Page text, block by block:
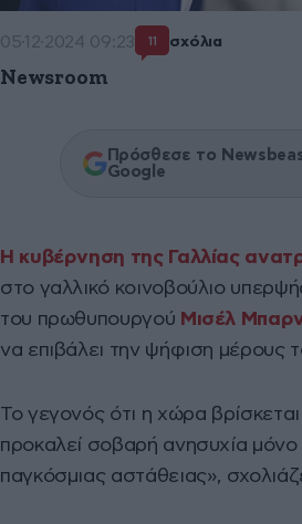
05·12·2024 09:23 11 σχόλια
Newsroom
Πρόσθεσε το
Google
Η κυβέρνηση της Γαλλίας
στο γαλλικό κοινοβούλιο
του πρωθυπουργού Μισέλ
να επιβάλει την ψήφιση μέρους
Το γεγονός ότι η χώρα
προκαλεί σοβαρή ανησυχία μόνο
παγκόσμιας αστάθειας»,